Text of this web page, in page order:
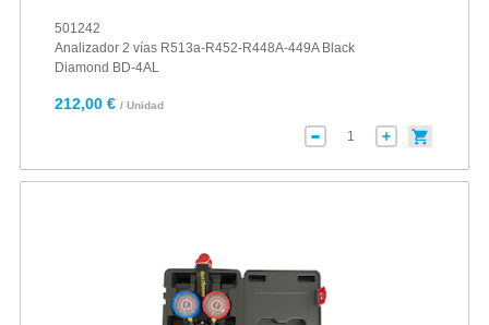
501242
Analizador 2 vías R513a-R452-R448A-449A Black
Diamond BD-4AL
212,00 € / Unidad